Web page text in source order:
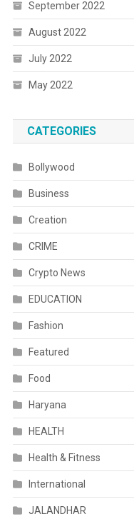
September 2022
August 2022
July 2022
May 2022
CATEGORIES
Bollywood
Business
Creation
CRIME
Crypto News
EDUCATION
Fashion
Featured
Food
Haryana
HEALTH
Health & Fitness
International
JALANDHAR